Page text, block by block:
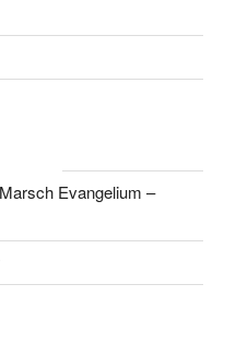
Evangelium –